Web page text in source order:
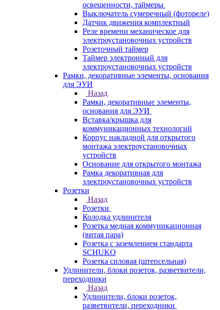
освещенности, таймеры
Выключатель сумеречный (фотореле)
Датчик движения комплектный
Реле времени механическое для
электроустановочных устройств
Розеточный таймер
Таймер электронный для
электроустановочных устройств
Рамки, декоративные элементы, основания
для ЭУИ
Назад
Рамки, декоративные элементы,
основания для ЭУИ
Вставка/крышка для
коммуникационных технологий
Корпус накладной для открытого
монтажа электроустановочных
устройств
Основание для открытого монтажа
Рамка декоративная для
электроустановочных устройств
Розетки
Назад
Розетки
Колодка удлинителя
Розетка медная коммуникационная
(витая пара)
Розетка с заземлением стандарта
SCHUKO
Розетка силовая (штепсельная)
Удлинители, блоки розеток, разветвители,
переходники
Назад
Удлинители, блоки розеток,
разветвители, переходники